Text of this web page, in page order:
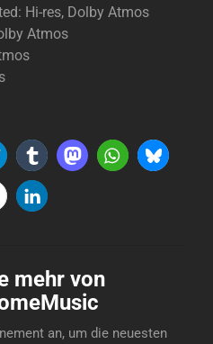
Hi-res, Dolby Atmos
Atmos
mehr von
an, um die neuesten